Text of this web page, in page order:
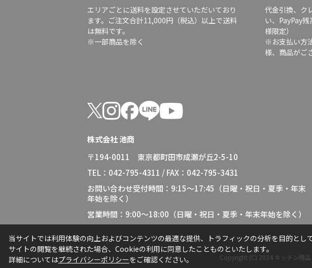
エリアごとに送料を設定させていただいており
ます。ご注文合計11,000円（税込）以上で送料
は無料です。
※一部商品を除く
代金引換、ク
い、PayPay
様限定）
※お支払い方
様、商品がご
株式会社 池商
〒194-0011 東京都町田市成瀬が丘2-5-10
TEL：042-795-4311 / FAX：042-795-3431
お問い合わせ受付時間：9:15～17:45（日曜・祝日・夏季・年末
年始を除く）
営業時間：9:00～18:00（日曜・祝日・夏季・年末年始を除く）
Copyright (C) 2024 キッチン用
当サイトでは利用体験の向上およびコンテンツの最適な提供、トラフィックの分析を目的とし
サイトの閲覧を継続された場合、Cookieの利用に同意したことものといたします。
詳細についてはプライバシーポリシーをご確認ください。